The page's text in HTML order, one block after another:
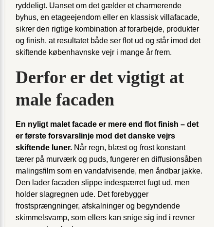
ryddeligt. Uanset om det gælder et charmerende
byhus, en etageejendom eller en klassisk villafacade,
sikrer den rigtige kombination af forarbejde, produkter
og finish, at resultatet både ser flot ud og står imod det
skiftende københavnske vejr i mange år frem.
Derfor er det vigtigt at
male facaden
En nyligt malet facade er mere end flot finish – det
er første forsvarslinje mod det danske vejrs
skiftende luner. Når regn, blæst og frost konstant
tærer på murværk og puds, fungerer en diffusionsåben
malingsfilm som en vandafvisende, men åndbar jakke.
Den lader facaden slippe indespærret fugt ud, men
holder slagregnen ude. Det forebygger
frostsprængninger, afskalninger og begyndende
skimmelsvamp, som ellers kan snige sig ind i revner